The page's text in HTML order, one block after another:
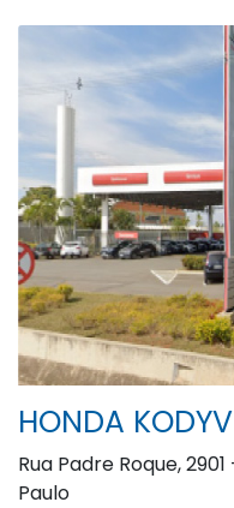
HONDA
Rua Padre Roque,
Paulo